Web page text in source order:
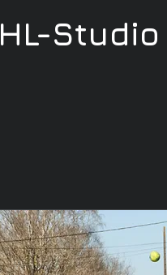
HL-Studio